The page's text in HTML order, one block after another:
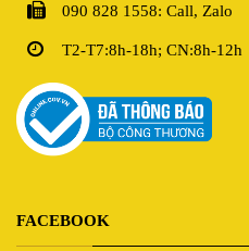
090 828 1558: Call, Zalo
T2-T7:8h-18h; CN:8h-12h
FACEBOOK